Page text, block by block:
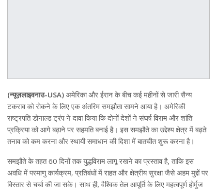
(न्यूज़लाइवनाउ-USA) अमेरिका और ईरान के बीच कई महीनों से जारी सैन्य
टकराव को रोकने के लिए एक अंतरिम समझौता सामने आया है। अमेरिकी
राष्ट्रपति डोनाल्ड ट्रंप ने दावा किया कि दोनों देशों ने संघर्ष विराम और शांति
प्रक्रिया को आगे बढ़ाने पर सहमति बनाई है। इस समझौते का उद्देश्य क्षेत्र में बढ़ते
तनाव को कम करना और स्थायी समाधान की दिशा में बातचीत शुरू करना है।
समझौते के तहत 60 दिनों तक युद्धविराम लागू रखने का प्रस्ताव है, ताकि इस
अवधि में परमाणु कार्यक्रम, प्रतिबंधों में राहत और क्षेत्रीय सुरक्षा जैसे अहम मुद्दों पर
विस्तार से चर्चा की जा सके। साथ ही, वैश्विक तेल आपूर्ति के लिए महत्वपूर्ण होर्मुज